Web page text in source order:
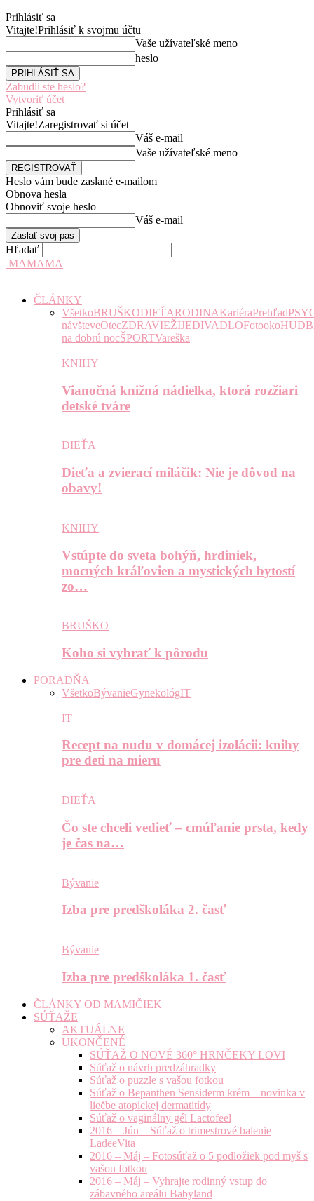
Prihlásiť sa
Vitajte!Prihlásiť k svojmu účtu
Vaše užívateľské meno
heslo
Zabudli ste heslo?
Vytvoriť účet
Prihlásiť sa
Vitajte!Zaregistrovať si účet
Váš e-mail
Vaše užívateľské meno
Heslo vám bude zaslané e-mailom
Obnova hesla
Obnoviť svoje heslo
Váš e-mail
Hľadať
MAMAMA
ČLÁNKY
VšetkoBRUŠKODIEŤARODINAKariéraPrehľad
návšteveOtecZDRAVIEŽIJEDIVADLOFotooko
na dobrú nocŠPORTVareška
KNIHY
Vianočná knižná nádielka, ktorá rozžiari
detské tváre
DIEŤA
Dieťa a zvierací miláčik: Nie je dôvod na
obavy!
KNIHY
Vstúpte do sveta bohýň, hrdiniek,
mocných kráľovien a mystických bytostí
zo…
BRUŠKO
Koho si vybrať k pôrodu
PORADŇA
VšetkoBývanieGynekológIT
IT
Recept na nudu v domácej izolácii: knihy
pre deti na mieru
DIEŤA
Čo ste chceli vedieť – cmúľanie prsta, kedy
je čas na…
Bývanie
Izba pre predškoláka 2. časť
Bývanie
Izba pre predškoláka 1. časť
ČLÁNKY OD MAMIČIEK
SÚŤAŽE
AKTUÁLNE
UKONČENÉ
SÚŤAŽ O NOVÉ 360° HRNČEKY LOVI
Súťaž o návrh predzáhradky
Súťaž o puzzle s vašou fotkou
Súťaž o Bepanthen Sensiderm krém – novinka v
liečbe atopickej dermatitídy
Súťaž o vaginálny gél Lactofeel
2016 – Jún – Súťaž o trimestrové balenie
LadeeVita
2016 – Máj – Fotosúťaž o 5 podložiek pod myš s
vašou fotkou
2016 – Máj – Vyhrajte rodinný vstup do
zábavného areálu Babyland